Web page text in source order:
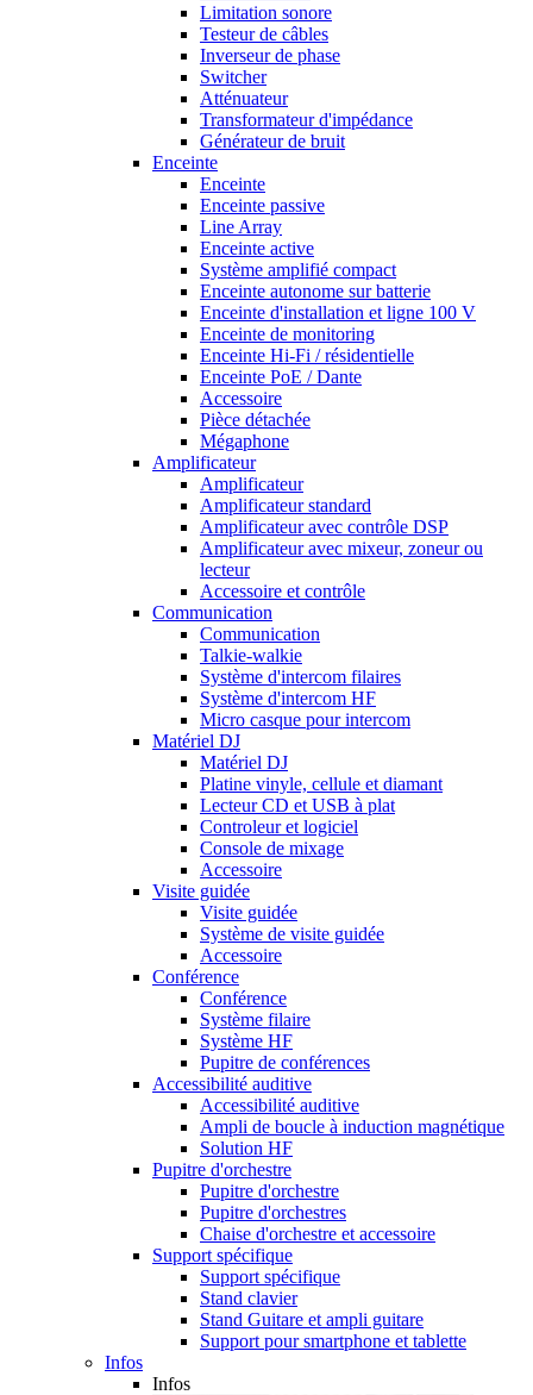
Limitation sonore
Testeur de câbles
Inverseur de phase
Switcher
Atténuateur
Transformateur d'impédance
Générateur de bruit
Enceinte
Enceinte
Enceinte passive
Line Array
Enceinte active
Système amplifié compact
Enceinte autonome sur batterie
Enceinte d'installation et ligne 100 V
Enceinte de monitoring
Enceinte Hi-Fi / résidentielle
Enceinte PoE / Dante
Accessoire
Pièce détachée
Mégaphone
Amplificateur
Amplificateur
Amplificateur standard
Amplificateur avec contrôle DSP
Amplificateur avec mixeur, zoneur ou
lecteur
Accessoire et contrôle
Communication
Communication
Talkie-walkie
Système d'intercom filaires
Système d'intercom HF
Micro casque pour intercom
Matériel DJ
Matériel DJ
Platine vinyle, cellule et diamant
Lecteur CD et USB à plat
Controleur et logiciel
Console de mixage
Accessoire
Visite guidée
Visite guidée
Système de visite guidée
Accessoire
Conférence
Conférence
Système filaire
Système HF
Pupitre de conférences
Accessibilité auditive
Accessibilité auditive
Ampli de boucle à induction magnétique
Solution HF
Pupitre d'orchestre
Pupitre d'orchestre
Pupitre d'orchestres
Chaise d'orchestre et accessoire
Support spécifique
Support spécifique
Stand clavier
Stand Guitare et ampli guitare
Support pour smartphone et tablette
Infos
Infos